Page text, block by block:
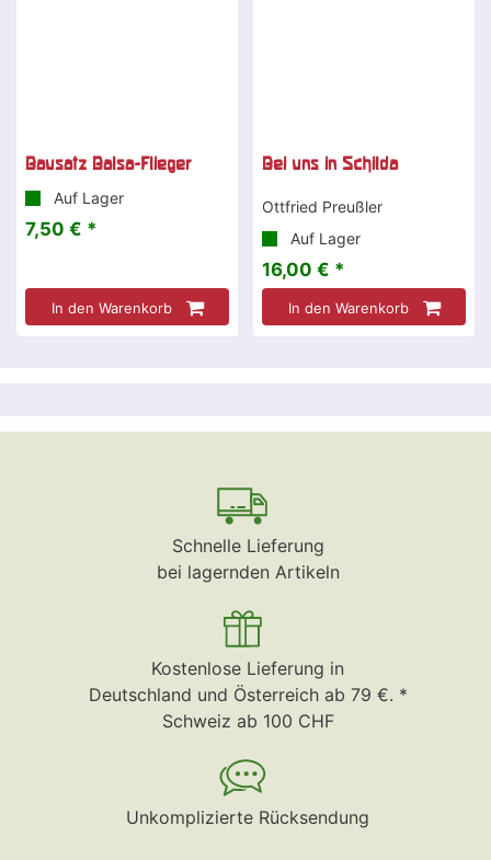
Bausatz Balsa-Flieger
Auf Lager
7,50 € *
In den Warenkorb
Bei uns in Schilda
Ottfried Preußler
Auf Lager
16,00 € *
In den Warenkorb
Schnelle Lieferung
bei lagernden Artikeln
Kostenlose Lieferung in
Deutschland und Österreich ab 79 €. *
Schweiz ab 100 CHF
Unkomplizierte Rücksendung